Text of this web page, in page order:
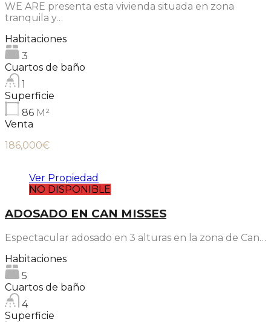
WE ARE presenta esta vivienda situada en zona
tranquila y…
Habitaciones
3
Cuartos de baño
1
Superficie
86 M²
Venta
186,000€
Ver Propiedad
NO DISPONIBLE
ADOSADO EN CAN MISSES
Espectacular adosado en 3 alturas en la zona de Can…
Habitaciones
5
Cuartos de baño
4
Superficie